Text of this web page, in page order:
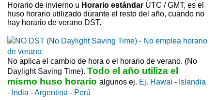
Horario de invierno u Horario estándar UTC / GMT, es el
huso horario utilizado durante el resto del año, cuando no
hay horario de verano DST.
No aplica el cambio de hora o el horario de verano. (No
Daylight Saving Time). Todo el año utiliza el
mismo huso horario algunos ej. Ej. Hawai - Islandia
- India -Argentina - Perú